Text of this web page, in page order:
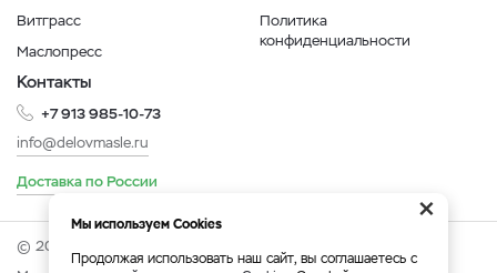
Витграсс
Маслопресс
Политика
конфиденциальности
Контакты
+7 913 985-10-73
info@delovmasle.ru
Доставка по России
© 2026 Интернет-магазин "Дело в масле".
×
Мы используем Cookies
Продолжая использовать наш сайт, вы соглашаетесь с